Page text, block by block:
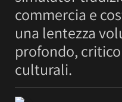
commercia e
una lentezza
profondo,
culturali.